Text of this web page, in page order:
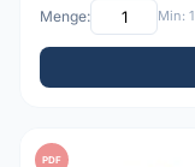
Menge: Min: 1
PDF